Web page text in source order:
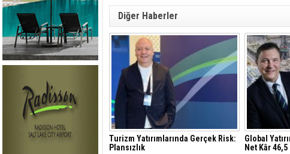
Diğer Haberler
Turizm Yatırımlarında Gerçek Risk:
Plansızlık
Global
Net Kâr